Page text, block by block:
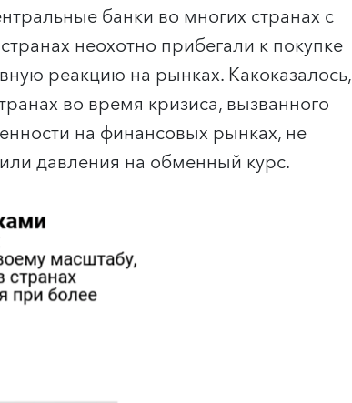
банки во многих странах с
неохотно прибегали к покупке
реакцию на рынках. Какоказалось,
во время кризиса, вызванного
на финансовых рынках, не
давления на обменный курс.